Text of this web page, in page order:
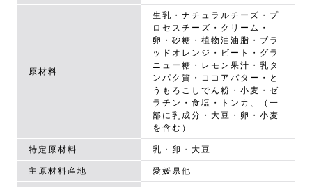
原材料
生乳・ナチュラルチーズ・プ
ロセスチーズ・クリーム・
卵・砂糖・植物油油脂・ブラ
ッドオレンジ・ビート・グラ
ニュー糖・レモン果汁・乳タ
ンパク質・ココアバター・と
うもろこしでん粉・小麦・ゼ
ラチン・食塩・トンカ、（一
部に乳成分・大豆・卵・小麦
を含む）
特定原材料 乳・卵・大豆
主原材料産地 愛媛県他